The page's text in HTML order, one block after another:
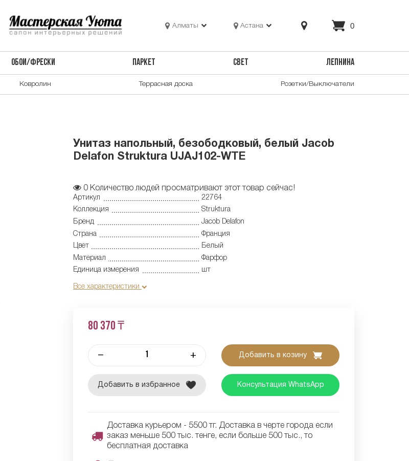
Алматы Астана 0
ОБОИ/ФРЕСКИ ПАРКЕТ СВЕТ ЛЕПНИНА
Ковролин Террасная доска Розетки/Выключатели
Унитаз напольный, безободковый, белый Jacob
Delafon Struktura UJAJ102-WTE
0 Количество людей просматривают этот товар сейчас!
Артикул
22764
Коллекция
Struktura
Бренд
Jacob Delafon
Страна
Франция
Цвет
Белый
Материал
Фарфор
Единица измерения
шт
Все характеристики
80 370 ₸
– + Добавить в козину
Добавить в избранное Консультация WhatsApp
Доставка курьером - 5500 тг. Доставка в черте города если
заказ меньше 500 тыс. тенге, если больше 500 тыс., то
бесплатная доставка